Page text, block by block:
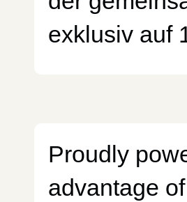
exklusiv auf
Proudly
advantage of